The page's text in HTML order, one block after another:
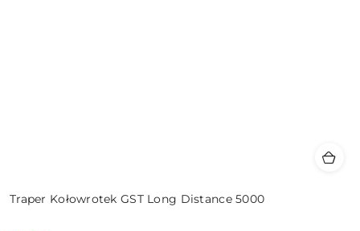
Traper Kołowrotek GST Long Distance 5000